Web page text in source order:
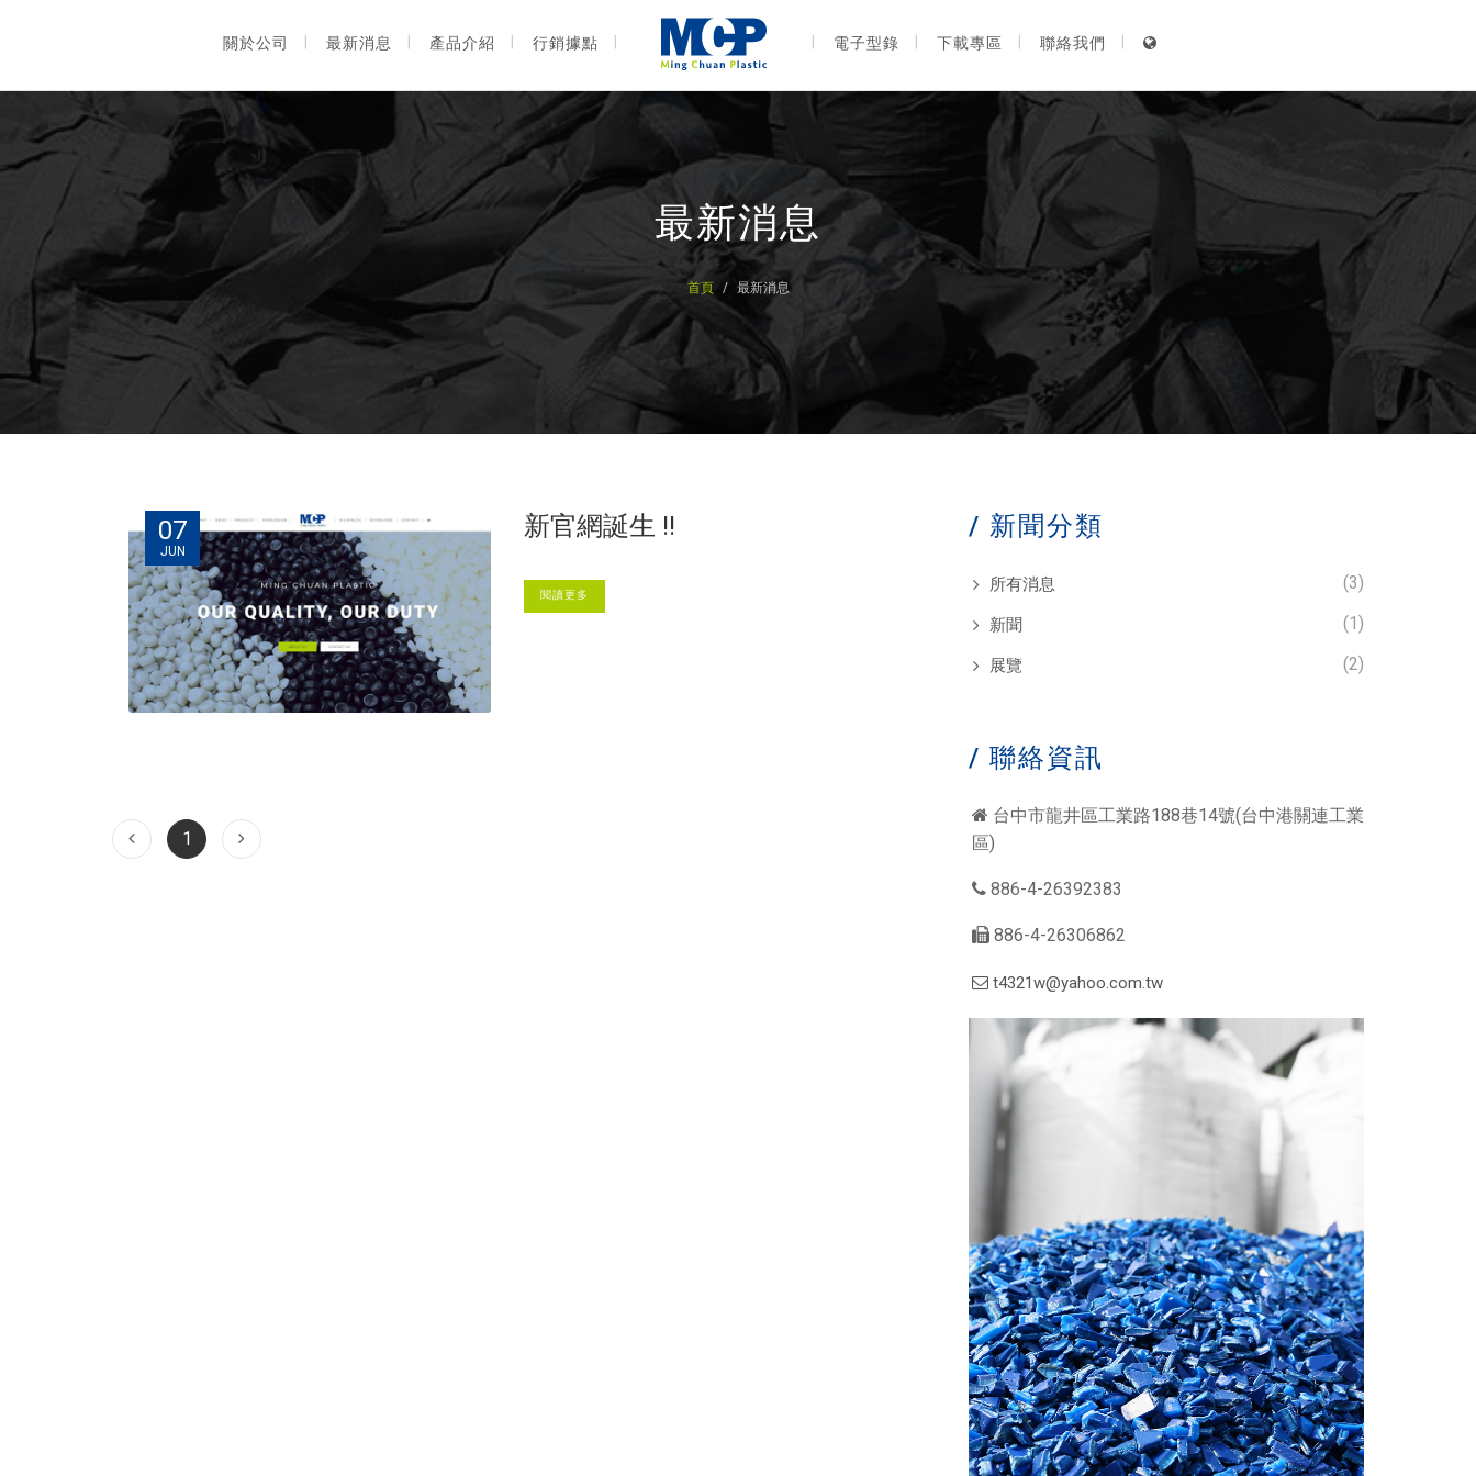
關於公司 最新消息 產品介紹 行銷據點 電子型錄 下載專區 聯絡我們
最新消息
首頁 最新消息
07
JUN
新官網誕生 !!
閱讀更多
1
/ 新聞分類
所有消息 (3)
新聞 (1)
展覽 (2)
/ 聯絡資訊
台中市龍井區工業路188巷14號(台中港關連工業
區)
886-4-26392383
886-4-26306862
t4321w@yahoo.com.tw